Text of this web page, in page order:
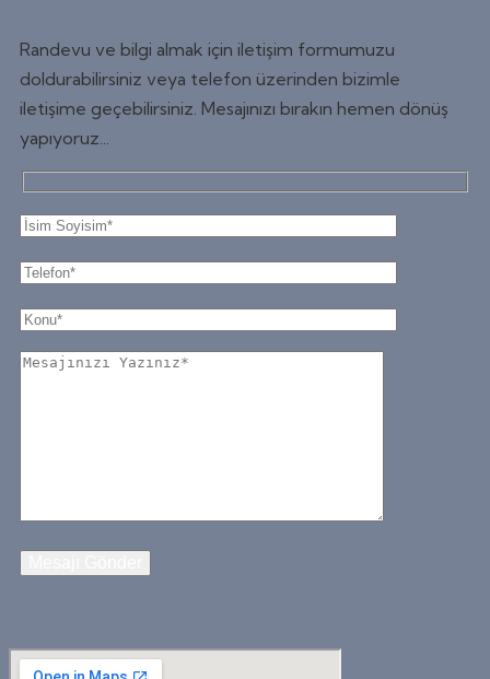
Randevu ve bilgi almak için iletişim formumuzu
doldurabilirsiniz veya telefon üzerinden bizimle
iletişime geçebilirsiniz. Mesajınızı bırakın hemen dönüş
yapıyoruz...